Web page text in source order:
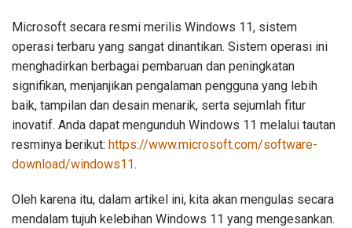
Microsoft secara resmi merilis Windows 11, sistem
operasi terbaru yang sangat dinantikan. Sistem operasi ini
menghadirkan berbagai pembaruan dan peningkatan
signifikan, menjanjikan pengalaman pengguna yang lebih
baik, tampilan dan desain menarik, serta sejumlah fitur
inovatif. Anda dapat mengunduh Windows 11 melalui tautan
resminya berikut: https://www.microsoft.com/software-
download/windows11.
Oleh karena itu, dalam artikel ini, kita akan mengulas secara
mendalam tujuh kelebihan Windows 11 yang mengesankan.